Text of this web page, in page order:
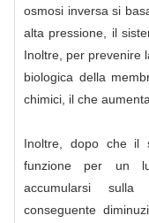
osmosi inversa si
alta pressione, il
Inoltre, per prevenire
biologica della
chimici, il che
Inoltre, dopo che il
funzione per un
accumularsi
conseguente